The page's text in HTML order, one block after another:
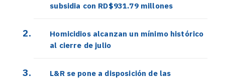
subsidia con RD$931.79 millones
Homicidios alcanzan un mínimo histórico
al cierre de julio
L&R se pone a disposición de las